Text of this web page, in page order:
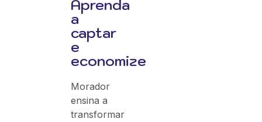
Aprenda
a
captar
e
economize
Morador
ensina a
transformar